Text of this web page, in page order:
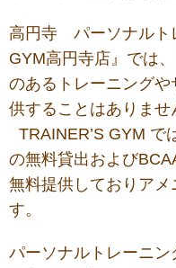
高円寺 パーソナルト
GYM高円寺店』では
のあるトレーニング
供することはありませ
TRAINER’S GYM で
の無料貸出および
無料提供しておりアメ
す。
パーソナルトレーニ